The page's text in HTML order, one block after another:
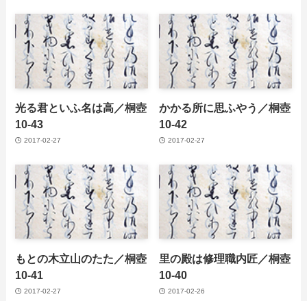
光る君といふ名は高／桐壺
10-43
2017-02-27
かかる所に思ふやう／桐壺
10-42
2017-02-27
もとの木立山のたた／桐壺
10-41
2017-02-27
里の殿は修理職内匠／桐壺
10-40
2017-02-26